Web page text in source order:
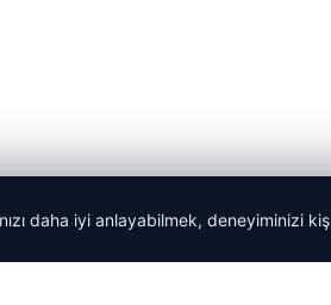
daha iyi anlayabilmek, deneyiminizi